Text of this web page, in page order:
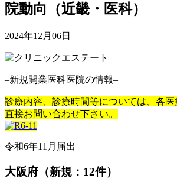
院動向（近畿・医科）
2024年12月06日
–新規開業医科医院の情報–
診療内容、診療時間等については、各医
直接お問い合わせ下さい。
令和6年11月届出
大阪府（新規：12件）